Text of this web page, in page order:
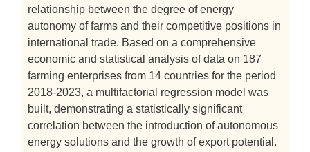
relationship between the degree of energy
autonomy of farms and their competitive positions in
international trade. Based on a comprehensive
economic and statistical analysis of data on 187
farming enterprises from 14 countries for the period
2018-2023, a multifactorial regression model was
built, demonstrating a statistically significant
correlation between the introduction of autonomous
energy solutions and the growth of export potential.